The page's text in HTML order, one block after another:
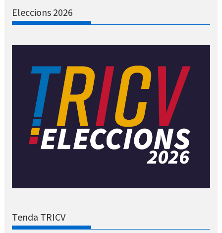
Eleccions 2026
Tenda TRICV